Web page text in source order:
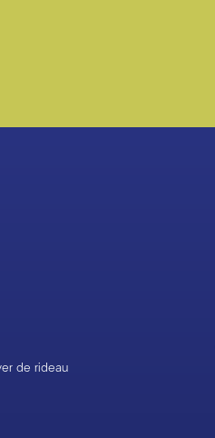
de rideau